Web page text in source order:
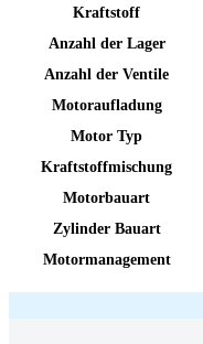
Kraftstoff
Anzahl der Lager
Anzahl der Ventile
Motoraufladung
Motor Typ
Kraftstoffmischung
Motorbauart
Zylinder Bauart
Motormanagement